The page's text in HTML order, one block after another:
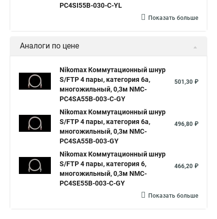
PC4SI55B-030-C-YL
Показать больше
Аналоги по цене
Nikomax Коммутационный шнур
S/FTP 4 пары, категория 6a,
многожильный, 0,3м NMC-
PC4SA55B-003-C-GY
501,30 ₽
Nikomax Коммутационный шнур
S/FTP 4 пары, категория 6a,
многожильный, 0,3м NMC-
PC4SA55B-003-GY
496,80 ₽
Nikomax Коммутационный шнур
S/FTP 4 пары, категория 6,
многожильный, 0,3м NMC-
PC4SE55B-003-C-GY
466,20 ₽
Показать больше